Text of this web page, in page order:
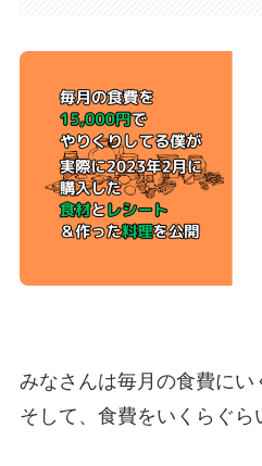
みなさんは毎月の食費にい
そして、食費をいくらぐら